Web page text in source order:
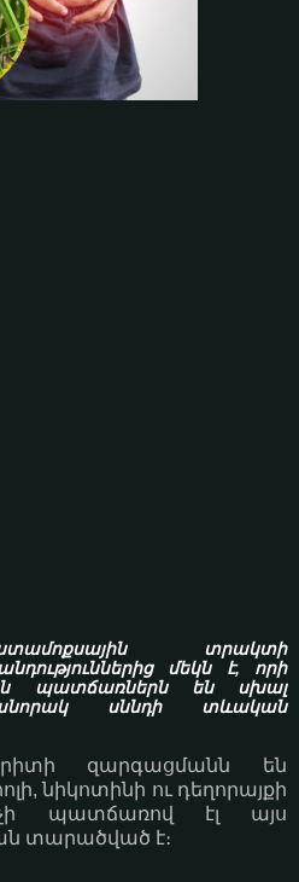
տրակտի
մեկն է, որի
պատճառներն են սխալ
սննդի տևական
զարգացմանն են
նիկոտինի ու դեղորայքի
պատճառով էլ այս
տարածված է։